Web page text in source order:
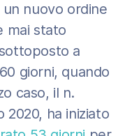
nuovo ordine
mai stato
a
giorni, quando
caso, il n.
2020, ha iniziato